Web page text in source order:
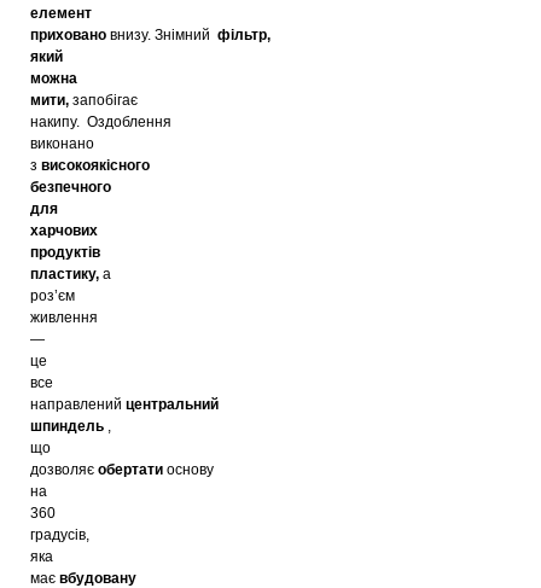
елемент
приховано внизу. Знімний фільтр,
який
можна
мити, запобігає
накипу. Оздоблення
виконано
з високоякісного
безпечного
для
харчових
продуктів
пластику, а
роз’єм
живлення
—
це
все
направлений центральний
шпиндель
що
дозволяє обертати основу
на
360
градусів,
яка
має вбудовану